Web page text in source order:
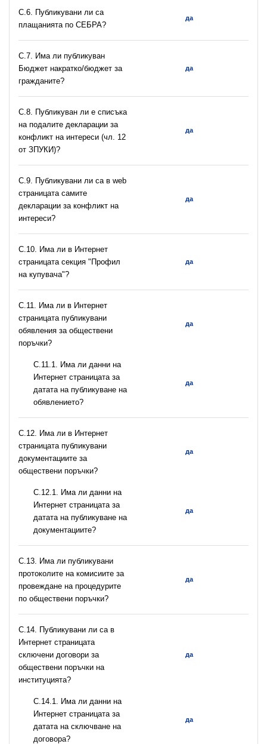
С.6. Публикувани ли са
плащанията по СЕБРА?
да
С.7. Има ли публикуван
Бюджет накратко/бюджет за
гражданите?
да
C.8. Публикуван ли е списъка
на подалите декларации за
конфликт на интереси (чл. 12
от ЗПУКИ)?
да
C.9. Публикувани ли са в web
страницата самите
декларации за конфликт на
интереси?
да
C.10. Има ли в Интернет
страницата секция "Профил
на купувача"?
да
С.11. Има ли в Интернет
страницата публикувани
обявления за обществени
поръчки?
да
С.11.1. Има ли данни на
Интернет страницата за
датата на публикуване на
обявлението?
да
С.12. Има ли в Интернет
страницата публикувани
документациите за
обществени поръчки?
да
С.12.1. Има ли данни на
Интернет страницата за
датата на публикуване на
документациите?
да
С.13. Има ли публикувани
протоколите на комисиите за
провеждане на процедурите
по обществени поръчки?
да
С.14. Публикувани ли са в
Интернет страницата
сключени договори за
обществени поръчки на
институцията?
да
С.14.1. Има ли данни на
Интернет страницата за
датата на сключване на
договора?
да